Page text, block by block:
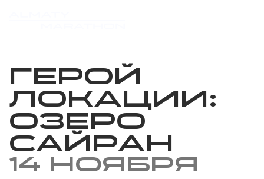
Герой
локации:
Озеро
Сайран
14 ноября